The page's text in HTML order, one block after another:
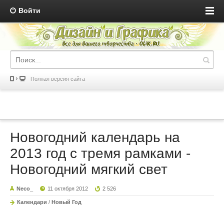
Войти
Полная версия сайта
Новогодний календарь на
2013 год с тремя рамками -
Новогодний мягкий свет
Neco_ 11 октября 2012 2 526
Календари / Новый Год